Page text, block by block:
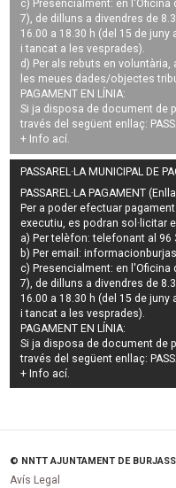
c) Presencialment: en
7), de dilluns a divendres de
16.00 a 18.30 h (del 15 de
i tancat a les vesprades).
d) Per als rebuts en
les meues dades/objectes
PAGAMENT EN LÍNIA:
Si ja disposa de document de
través del següent enllaç:
+ Info ací.
PASSAREL·LA MUNICIPAL DE
PASSAREL·LA PAGAMENT
Per a poder efectuar
executiu, es podran sol·licitar
a) Per telèfon: telefonant al 96
b) Per email:
c) Presencialment: en
7), de dilluns a divendres de
16.00 a 18.30 h (del 15 de
i tancat a les vesprades).
PAGAMENT EN LÍNIA:
Si ja disposa de document de
través del següent enllaç:
+ Info ací.
© NNTT AJUNTAMENT DE
Avís Legal